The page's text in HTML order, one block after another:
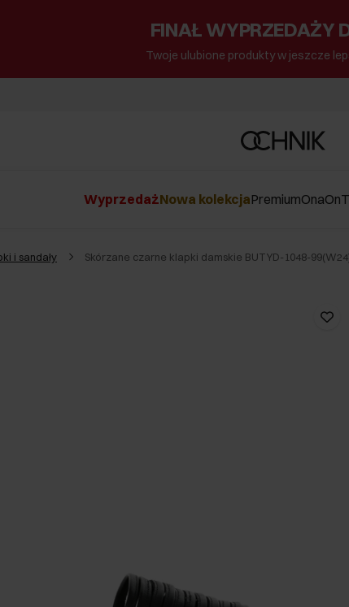
FINAŁ WYPRZEDAŻY
Twoje ulubione produkty w jeszcze
WyprzedażNowa kolekcjaPremiumOnaOn
i sandały Skórzane czarne klapki damskie BUTYD-1048-